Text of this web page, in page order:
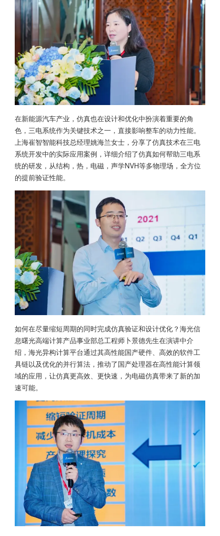
在新能源汽车产业，仿真也在设计和优化中扮演着重要的角
色，三电系统作为关键技术之一，直接影响整车的动力性能。
上海崔智智能科技总经理姚海兰女士，分享了仿真技术在三电
系统开发中的实际应用案例，详细介绍了仿真如何帮助三电系
统的研发，从结构，热，电磁，声学NVH等多物理场，全方位
的提前验证性能。
如何在尽量缩短周期的同时完成仿真验证和设计优化？海光信
息曙光高端计算产品事业部总工程师卜景德先生在演讲中介
绍，海光异构计算平台通过其高性能国产硬件、高效的软件工
具链以及优化的并行算法，推动了国产处理器在高性能计算领
域的应用，让仿真更高效、更快速，为电磁仿真带来了新的加
速可能。